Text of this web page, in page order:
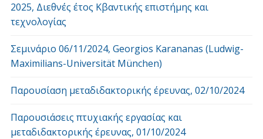
2025, Διεθνές έτος Κβαντικής επιστήμης και
τεχνολογίας
Σεμινάριο 06/11/2024, Georgios Karananas (Ludwig-
Maximilians-Universität München)
Παρουσίαση μεταδιδακτορικής έρευνας, 02/10/2024
Παρουσιάσεις πτυχιακής εργασίας και
μεταδιδακτορικής έρευνας, 01/10/2024